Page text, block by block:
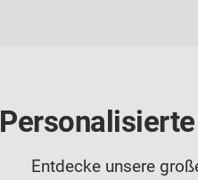
Entdecke unsere